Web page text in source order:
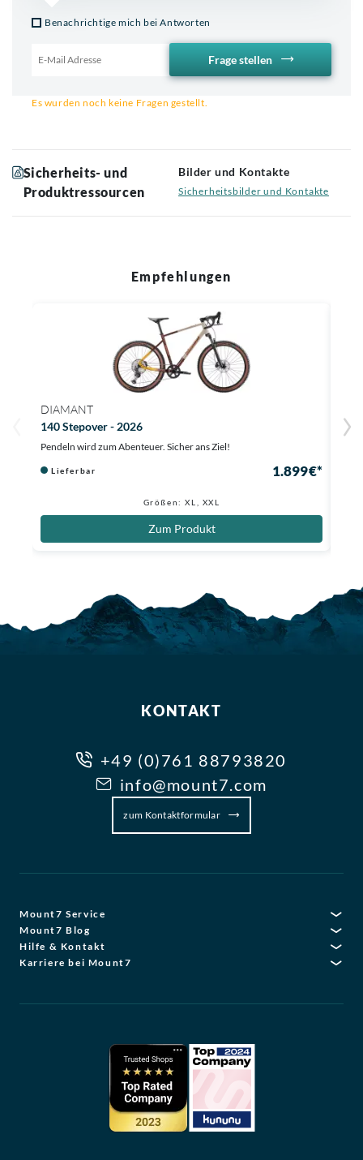
Benachrichtige mich bei Antworten
Frage stellen
Es wurden noch keine Fragen gestellt.
Sicherheits- und
Produktressourcen
Bilder und Kontakte
Sicherheitsbilder und Kontakte
Empfehlungen
DIAMANT
140 Stepover - 2026
Pendeln wird zum Abenteuer. Sicher ans Ziel!
Lieferbar 1.899 €*
Größen: XL, XXL
Zum Produkt
KONTAKT
+49 (0)761 88793820
info@mount7.com
zum Kontaktformular
Mount7 Service
Mount7 Blog
Hilfe & Kontakt
Karriere bei Mount7